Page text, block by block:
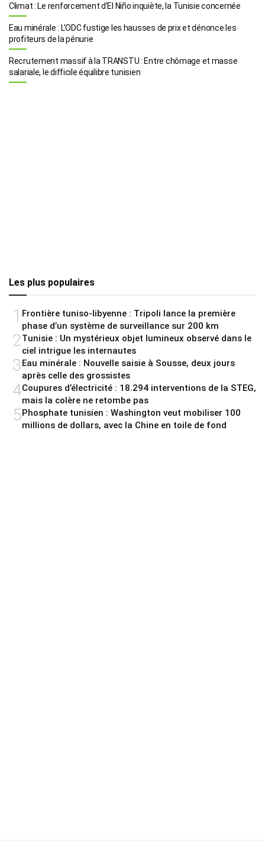
Climat : Le renforcement d’El Niño inquiète, la Tunisie concernée
Eau minérale : L’ODC fustige les hausses de prix et dénonce les
profiteurs de la pénurie
Recrutement massif à la TRANSTU : Entre chômage et masse
salariale, le difficile équilibre tunisien
Les plus populaires
1 Frontière tuniso-libyenne : Tripoli lance la première
phase d’un système de surveillance sur 200 km
2Tunisie : Un mystérieux objet lumineux observé dans le
ciel intrigue les internautes
3Eau minérale : Nouvelle saisie à Sousse, deux jours
après celle des grossistes
4Coupures d’électricité : 18.294 interventions de la STEG,
mais la colère ne retombe pas
5Phosphate tunisien : Washington veut mobiliser 100
millions de dollars, avec la Chine en toile de fond